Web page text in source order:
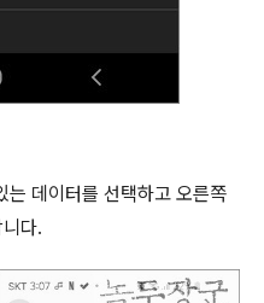
는 데이터를 선택하고 오른쪽
다.